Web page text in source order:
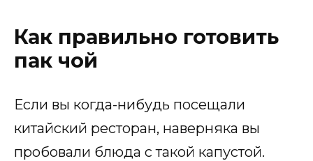
Как правильно готовить
пак чой
Если вы когда-нибудь посещали
китайский ресторан, наверняка вы
пробовали блюда с такой капустой.